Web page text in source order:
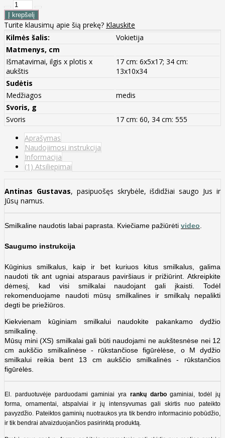
Turite klausimų apie šią prekę? Klauskite
Kilmės šalis:
Vokietija
Matmenys, cm
Išmatavimai, ilgis x plotis x
aukštis
17 cm: 6x5x17; 34 cm:
13x10x34
Sudėtis
Medžiagos
medis
Svoris, g
Svoris
17 cm: 60, 34 cm: 555
Aprašymas
Naudojimosi instrukcija
Informacija
(1) Atsiliepimai
Antinas Gustavas, pasipuošęs skrybėle, išdidžiai saugo Jus ir
Jūsų namus.
Smilkaline naudotis labai paprasta. Kviečiame pažiūrėti video
Saugumo instrukcija
Kūginius smilkalus, kaip ir bet kuriuos kitus smilkalus, galima
naudoti tik ant ugniai atsparaus paviršiaus ir prižiūrint. Atkreipkite
dėmesį, kad visi smilkalai naudojant gali įkaisti. Todėl
rekomenduojame naudoti mūsų smilkalines ir smilkalų nepalikti
degti be priežiūros.
Kiekvienam kūginiam smilkalui naudokite pakankamo dydžio
smilkalinę.
Mūsų mini (XS) smilkalai gali būti naudojami ne aukštesnėse nei 12
cm aukščio smilkalinėse - rūkstančiose figūrėlėse, o M dydžio
smilkalui reikia bent 13 cm aukščio smilkalinės - rūkstančios
figūrėlės.
El. parduotuvėje parduodami gaminiai yra rankų darbogaminiai, todėl jų
forma, ornamentai, atspalviai ir jų intensyvumas gali skirtis nuo pateikto
pavyzdžio. Pateiktos gaminių nuotraukos yra tik bendro informacinio pobūdžio,
ir tik bendrai atvaizduojančios pasirinktą produktą.